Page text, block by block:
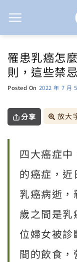
to
罹患乳癌怎
則，這些禁
Posted On 2022 年 7 月
分享 放大
四大癌症
的癌症，
乳癌病逝
歲之間是
位婦女被
間的飲食，